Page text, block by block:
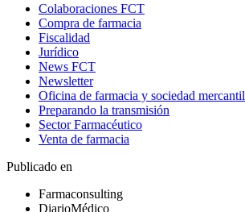
Colaboraciones FCT
Compra de farmacia
Fiscalidad
Jurídico
News FCT
Newsletter
Oficina de farmacia y sociedad mercantil
Preparando la transmisión
Sector Farmacéutico
Venta de farmacia
Publicado en
Farmaconsulting
DiarioMédico